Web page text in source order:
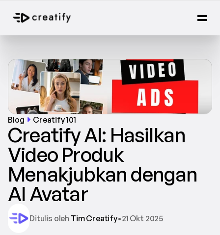
Blog Creatify 101
Creatify AI: Hasilkan
Video Produk
Menakjubkan dengan
AI Avatar
Ditulis oleh Tim Creatify•21 Okt 2025